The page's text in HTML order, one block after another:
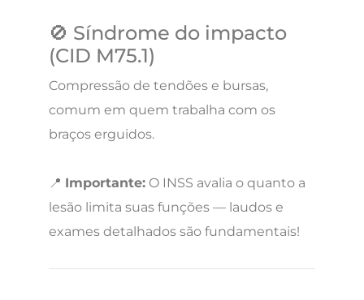
🚫 Síndrome do impacto
(CID M75.1)
Compressão de tendões e bursas,
comum em quem trabalha com os
braços erguidos.
📍 Importante: O INSS avalia o quanto a
lesão limita suas funções — laudos e
exames detalhados são fundamentais!